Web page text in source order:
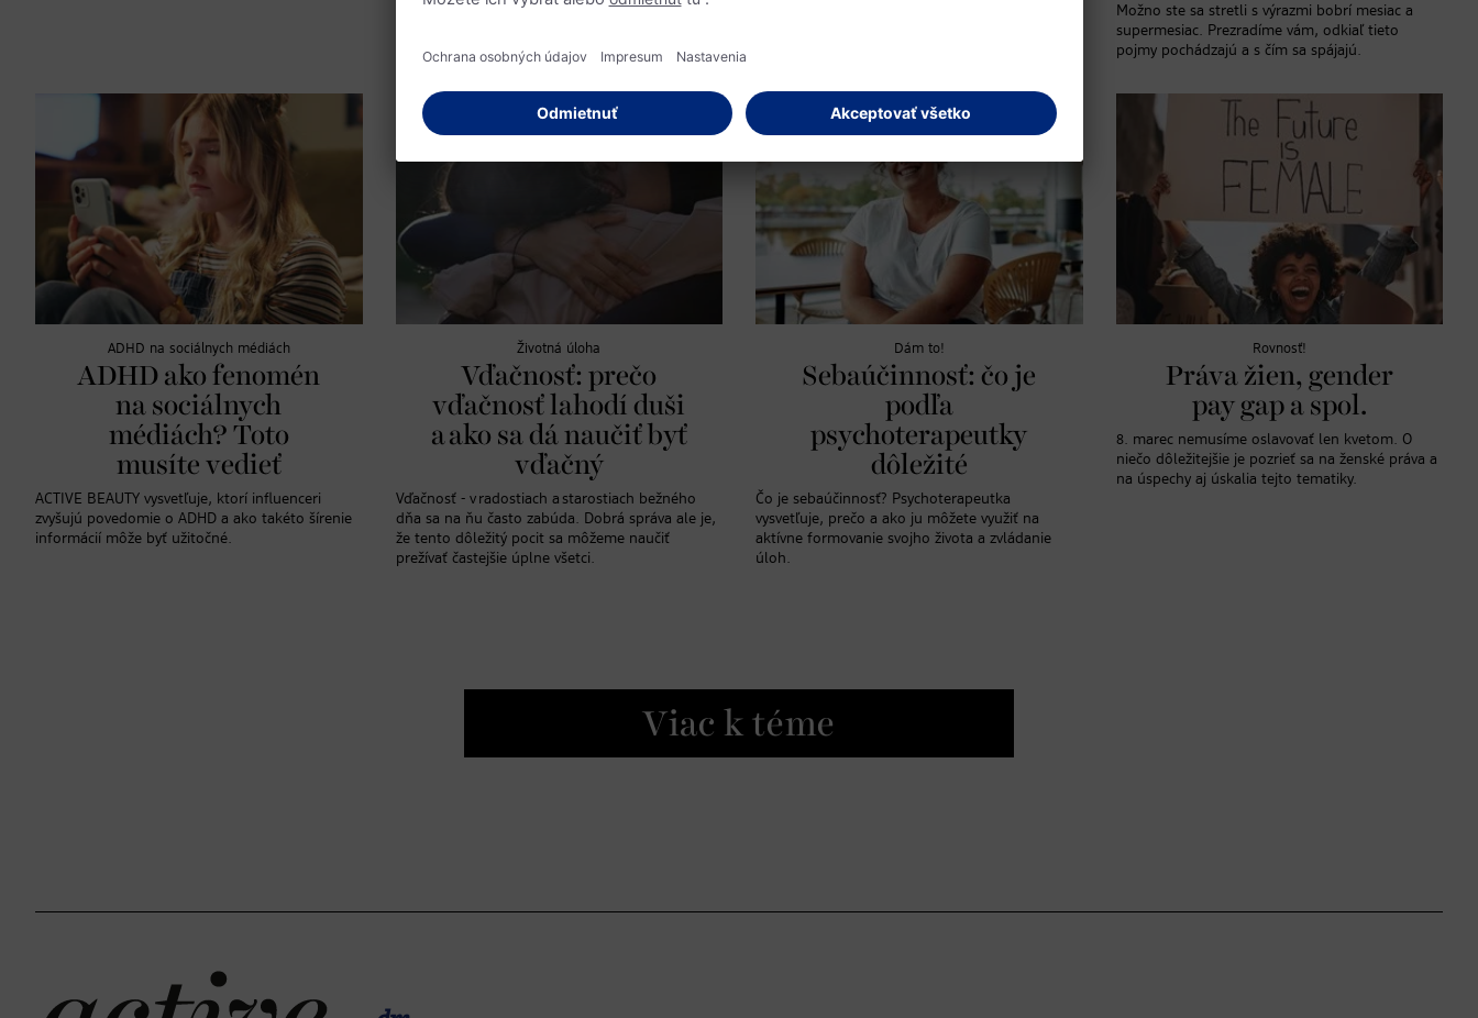
Možno ste sa stretli s výrazmi bobrí mesiac a
supermesiac. Prezradíme vám, odkiaľ tieto
pojmy pochádzajú a s čím sa spájajú.
ADHD na sociálnych médiách
ADHD ako fenomén
na sociálnych
médiách? Toto
musíte vedieť
ACTIVE BEAUTY vysvetľuje, ktorí influenceri
zvyšujú povedomie o ADHD a ako takéto šírenie
informácií môže byť užitočné.
Životná úloha
Vďačnosť: prečo
vďačnosť lahodí duši
a ako sa dá naučiť byť
vďačný
Vďačnosť - v radostiach a starostiach bežného
dňa sa na ňu často zabúda. Dobrá správa ale je,
že tento dôležitý pocit sa môžeme naučiť
prežívať častejšie úplne všetci.
Dám to!
Sebaúčinnosť: čo je
podľa
psychoterapeutky
dôležité
Čo je sebaúčinnosť? Psychoterapeutka
vysvetľuje, prečo a ako ju môžete využiť na
aktívne formovanie svojho života a zvládanie
úloh.
Rovnosť!
Práva žien, gender
pay gap a spol.
8. marec nemusíme oslavovať len kvetom. O
niečo dôležitejšie je pozrieť sa na ženské práva a
na úspechy aj úskalia tejto tematiky.
Viac k téme